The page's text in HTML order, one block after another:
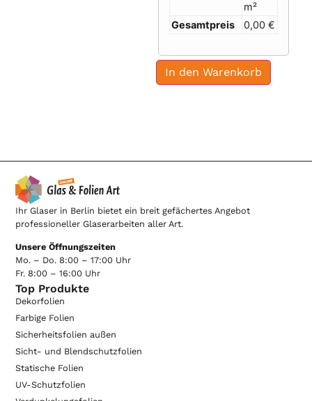
m²
Gesamtpreis
0,00 €
In den Warenkorb
Ihr Glaser in Berlin bietet ein breit gefächertes Angebot
professioneller Glaserarbeiten aller Art.
Unsere Öffnungszeiten
Mo. – Do. 8:00 – 17:00 Uhr
Fr. 8:00 – 16:00 Uhr
Top Produkte
Dekorfolien
Farbige Folien
Sicherheitsfolien außen
Sicht- und Blendschutzfolien
Statische Folien
UV-Schutzfolien